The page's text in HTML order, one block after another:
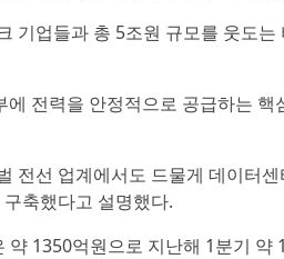
기업들과 총 5조원 규모를 웃도
전력을 안정적으로 공급하는
전선 업계에서도 드물게 데이터
축했다고 설명했다.
약 1350억원으로 지난해 1분기